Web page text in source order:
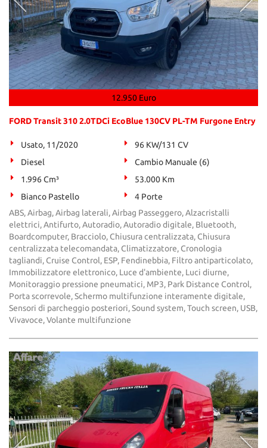
12.950 Euro
FORD Transit 310 2.0TDCi EcoBlue 130CV PL-TM Furgone Entry
Usato, 11/2020
96 KW/131 CV
Diesel
Cambio Manuale (6)
1.996 Cm³
53.000 Km
Bianco Pastello
4 Porte
ABS, Airbag, Airbag laterali, Airbag Passeggero, Alzacristalli
elettrici, Antifurto, Autoradio, Autoradio digitale, Bluetooth,
Boardcomputer, Bracciolo, Chiusura centralizzata, Chiusura
centralizzata telecomandata, Climatizzatore, Cronologia
tagliandi, Cruise Control, ESP, Fendinebbia, Filtro antiparticolato,
Immobilizzatore elettronico, Luce d'ambiente, Luci diurne,
Monitoraggio pressione pneumatici, MP3, Park Distance Control,
Porta scorrevole, Schermo multifunzione interamente digitale,
Sensori di parcheggio posteriori, Sound system, Touch screen, USB,
Vivavoce, Volante multifunzione